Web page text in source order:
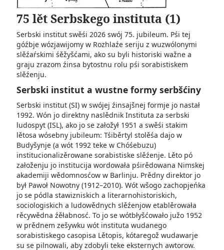
75 lět Serbskego instituta (1)
Serbski institut swěśi 2026 swój 75. jubileum. Pśi tej
góźbje wózjawijomy w Rozhlaźe seriju z wuzwólonymi
slěźaŕskimi śěžyšćami, ako su byli historiski wažne a
graju zrazom źinsa bytostnu rolu pśi sorabistiskem
slěźenju.
Serbski institut a wustne formy serbšćiny
Serbski institut (SI) w swójej źinsajšnej formje jo nastał
1992. Wón jo direktny naslědnik Instituta za serbski
ludospyt (ISL), ako jo se załožył 1951 a swěśi stakim
lětosa wósebny jubileum: Tśiběrtyl stolěśa dajo w
Budyšynje (a wót 1992 teke w Chóśebuzu)
institucionalizěrowane sorabistiske slěźenje. Lěto pó
załoženju jo institucija wordowała pśirědowana Nimskej
akademiji wědomnosćow w Barlinju. Prědny direktor jo
był Pawoł Nowotny (1912–2010). Wót wšogo zachopjeńka
jo se pódla stawizniskich a literarnohistoriskich,
sociologiskich a ludowědnych slěźenjow etablěrowała
rěcywědna źěłabnosć. To jo se wótbłyšćowało južo 1952
w prědnem zešywku wót instituta wudanego
sorabistiskego casopisa Lětopis, kótaregož wudawarje
su se pilnowali, aby zdobyli teke eksternych awtorow.